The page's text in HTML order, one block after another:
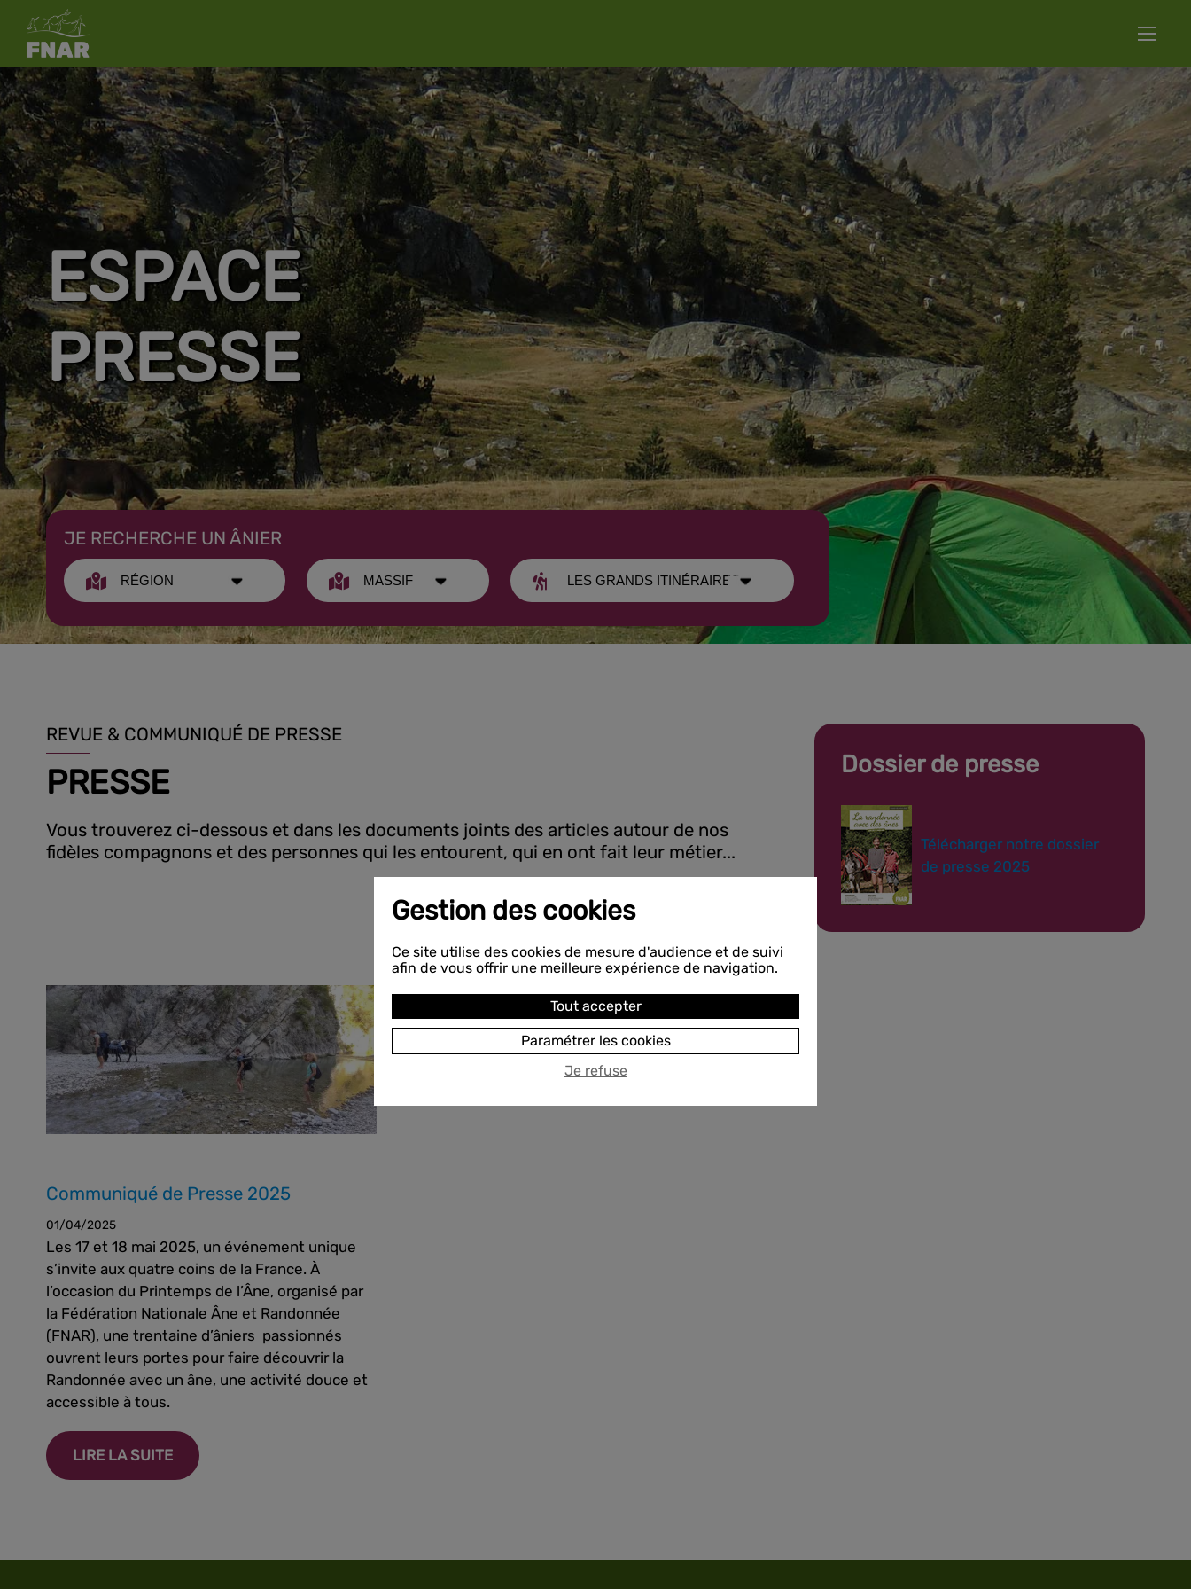
ESPACE
PRESSE
JE RECHERCHE UN ÂNIER
REVUE & COMMUNIQUÉ DE PRESSE
PRESSE
Vous trouverez ci-dessous et dans les documents joints des articles autour de nos
fidèles compagnons et des personnes qui les entourent, qui en ont fait leur métier...
Dossier de presse
Télécharger notre dossier
de presse 2025
Communiqué de Presse 2025
01/04/2025
Les 17 et 18 mai 2025, un événement unique
s’invite aux quatre coins de la France. À
l’occasion du Printemps de l’Âne, organisé par
la Fédération Nationale Âne et Randonnée
(FNAR), une trentaine d’âniers passionnés
ouvrent leurs portes pour faire découvrir la
Randonnée avec un âne, une activité douce et
accessible à tous.
LIRE LA SUITE
Gestion des cookies
Ce site utilise des cookies de mesure d'audience et de suivi
afin de vous offrir une meilleure expérience de navigation.
Tout accepter
Paramétrer les cookies
Je refuse